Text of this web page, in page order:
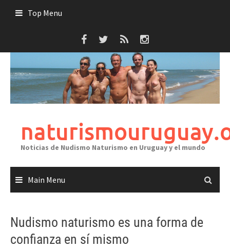
Top Menu
Noticias de Nudismo Naturismo en Uruguay y el mundo
Main Menu
Nudismo naturismo es una forma de
confianza en sí mismo